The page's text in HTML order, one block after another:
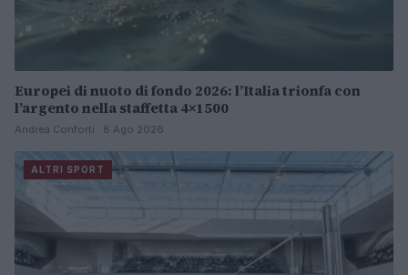
Europei di nuoto di fondo 2026: l’Italia trionfa con
l’argento nella staffetta 4×1500
Andrea Conforti · 8 Ago 2026
ALTRI SPORT